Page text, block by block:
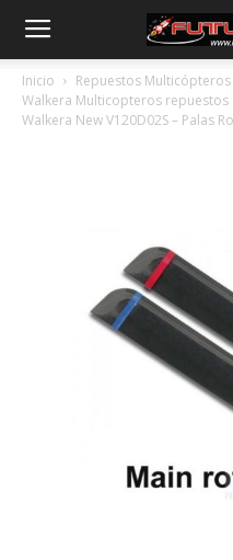
Inicio Repuestos
Walkera Multicopteros repuestos
Walkera New V120D02S – Palas